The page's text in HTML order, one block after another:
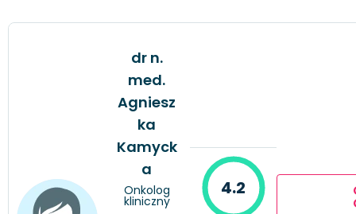
dr n.
med.
Agniesz
ka
Kamyck
a
Onkolog
kliniczny
4.2